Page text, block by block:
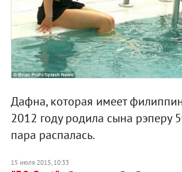
Дафна, которая имеет
2012 году родила сына рэперу
пара распалась.
15 июля 2015, 10:33